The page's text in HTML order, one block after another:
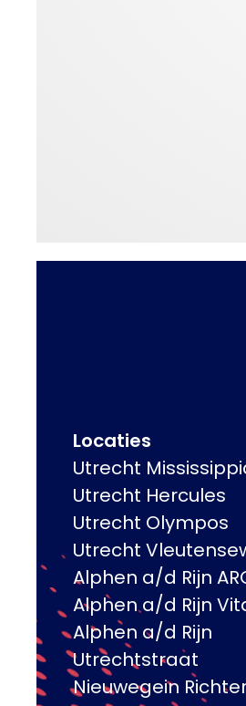
Locaties
Utrecht
Utrecht Hercules
Utrecht Olympos
Utrecht
Alphen a/d Rijn
Alphen a/d Rijn
Alphen a/d Rijn
Utrechtstraat
Nieuwegein